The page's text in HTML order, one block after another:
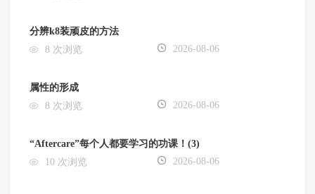
分辨k8装顽皮的方法
8 次浏览
2026-08-06
属性的形成
8 次浏览
2026-08-06
“Aftercare”每个人都要学习的功课！(3)
10 次浏览
2026-08-06